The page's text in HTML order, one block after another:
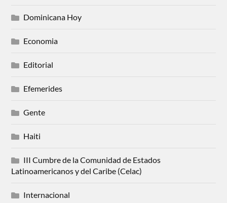
Dominicana Hoy
Economia
Editorial
Efemerides
Gente
Haiti
III Cumbre de la Comunidad de Estados
Latinoamericanos y del Caribe (Celac)
Internacional